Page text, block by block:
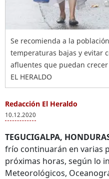
Se recomienda a la
temperaturas bajas y evitar
afluentes que puedan
EL HERALDO
Redacción El Heraldo
10.12.2020
TEGUCIGALPA,
frío continuarán en varias
próximas horas, según lo
Meteorológicos,